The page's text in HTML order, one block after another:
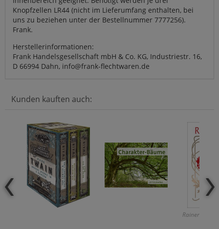
Knopfzellen LR44 (nicht im Lieferumfang enthalten, bei
uns zu beziehen unter der Bestellnummer 7777256).
Frank.
Herstellerinformationen:
Frank Handelsgesellschaft mbH & Co. KG, Industriestr. 16,
D 66994 Dahn, info@frank-flechtwaren.de
Kunden kauften auch:
Rainer Maria